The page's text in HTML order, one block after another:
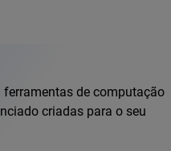
ferramentas de computação
criadas para o seu